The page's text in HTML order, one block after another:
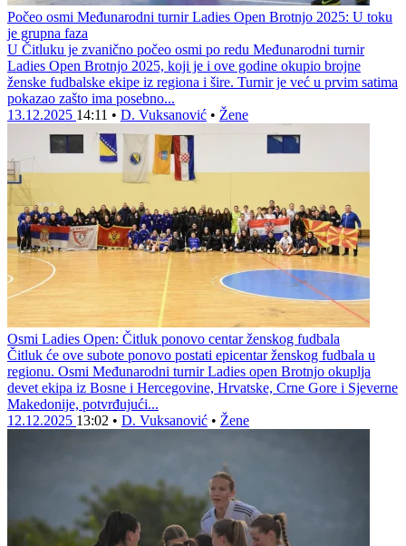
Počeo osmi Međunarodni turnir Ladies Open Brotnjo 2025: U toku
je grupna faza
U Čitluku je zvanično počeo osmi po redu Međunarodni turnir
Ladies Open Brotnjo 2025, koji je i ove godine okupio brojne
ženske fudbalske ekipe iz regiona i šire. Turnir je već u prvim satima
pokazao zašto ima posebno...
13.12.2025 14:11 • D. Vuksanović • Žene
Osmi Ladies Open: Čitluk ponovo centar ženskog fudbala
Čitluk će ove subote ponovo postati epicentar ženskog fudbala u
regionu. Osmi Međunarodni turnir Ladies open Brotnjo okuplja
devet ekipa iz Bosne i Hercegovine, Hrvatske, Crne Gore i Sjeverne
Makedonije, potvrđujući...
12.12.2025 13:02 • D. Vuksanović • Žene